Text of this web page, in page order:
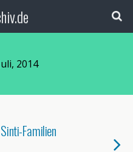
2014
Familien